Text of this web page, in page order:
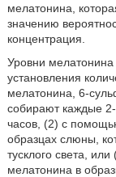
мелатонина,
значению
концентрация.
Уровни
установления
мелатонина, 6-
собирают каждые
часов, (2) с
образцах слюны,
тусклого света,
мелатонина в